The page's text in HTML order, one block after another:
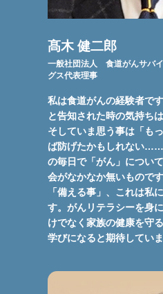
髙木 健二郎
一般社団法人 食道がんサバ
グス代表理事
私は食道がんの経験者で
と告知された時の気持ち
そしていま思う事は「も
ば防げたかもしれない
の毎日で「がん」につい
会がなかなか無いもので
「備える事」、これは私
す。がんリテラシーを身
けでなく家族の健康を守
学びになると期待していま